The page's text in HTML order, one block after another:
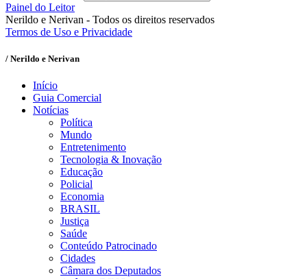
Painel do Leitor
Nerildo e Nerivan - Todos os direitos reservados
Termos de Uso e Privacidade
/ Nerildo e Nerivan
Início
Guia Comercial
Notícias
Política
Mundo
Entretenimento
Tecnologia & Inovação
Educação
Policial
Economia
BRASIL
Justiça
Saúde
Conteúdo Patrocinado
Cidades
Câmara dos Deputados